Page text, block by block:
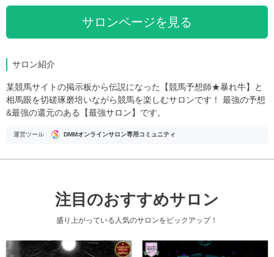
サロンページを見る
サロン紹介
某競馬サイトの掲示板から伝説になった【競馬予想師★暴れ牛】と
相馬眼を切磋琢磨培いながら競馬を楽しむサロンです！ 最強の予想
&最強の還元のある【最強サロン】です。
運営ツール DMMオンラインサロン専用コミュニティ
注目のおすすめサロン
盛り上がっている人気のサロンをピックアップ！